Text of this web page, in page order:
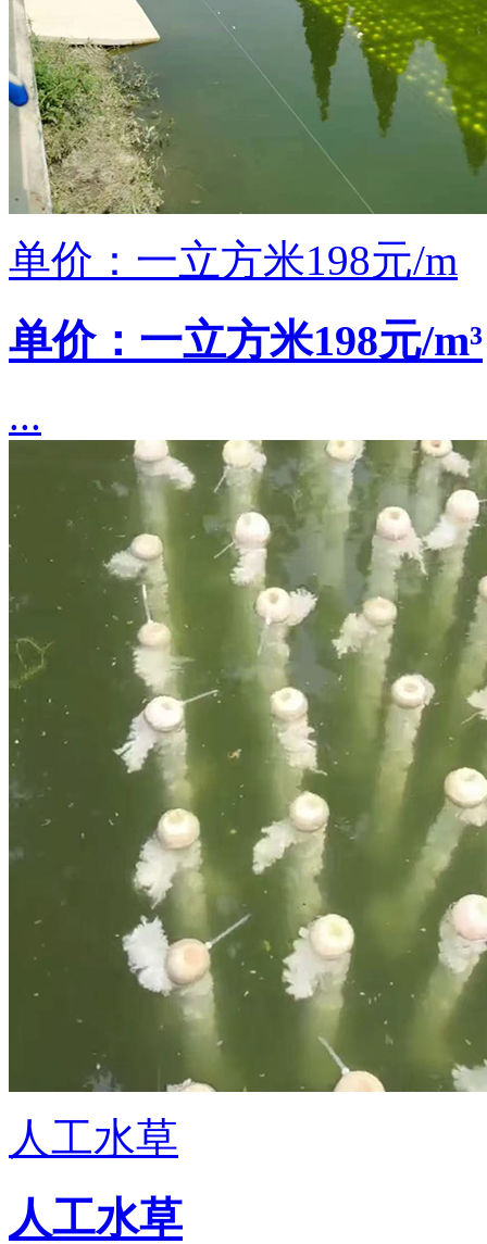
单价：一立方米198元/m
单价：一立方米198元/m³
...
人工水草
人工水草